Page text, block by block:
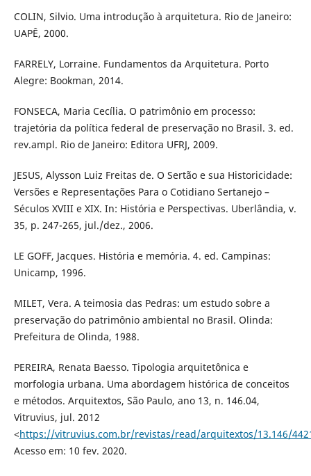
COLIN, Silvio. Uma introdução à arquitetura. Rio de Janeiro:
UAPÊ, 2000.
FARRELY, Lorraine. Fundamentos da Arquitetura. Porto
Alegre: Bookman, 2014.
FONSECA, Maria Cecília. O patrimônio em processo:
trajetória da política federal de preservação no Brasil. 3. ed.
rev.ampl. Rio de Janeiro: Editora UFRJ, 2009.
JESUS, Alysson Luiz Freitas de. O Sertão e sua Historicidade:
Versões e Representações Para o Cotidiano Sertanejo –
Séculos XVIII e XIX. In: História e Perspectivas. Uberlândia, v.
35, p. 247-265, jul./dez., 2006.
LE GOFF, Jacques. História e memória. 4. ed. Campinas:
Unicamp, 1996.
MILET, Vera. A teimosia das Pedras: um estudo sobre a
preservação do patrimônio ambiental no Brasil. Olinda:
Prefeitura de Olinda, 1988.
PEREIRA, Renata Baesso. Tipologia arquitetônica e
morfologia urbana. Uma abordagem histórica de conceitos
e métodos. Arquitextos, São Paulo, ano 13, n. 146.04,
Vitruvius, jul. 2012
<https://vitruvius.com.br/revistas/read/arquitextos/13.146/
Acesso em: 10 fev. 2020.